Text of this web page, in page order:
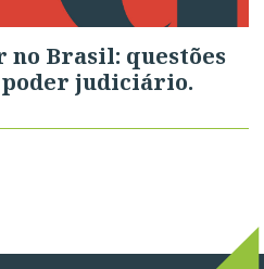
Brasil: questões
poder judiciário.